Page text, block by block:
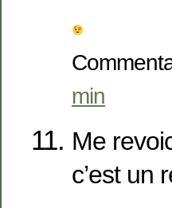
min
Me
c’est un